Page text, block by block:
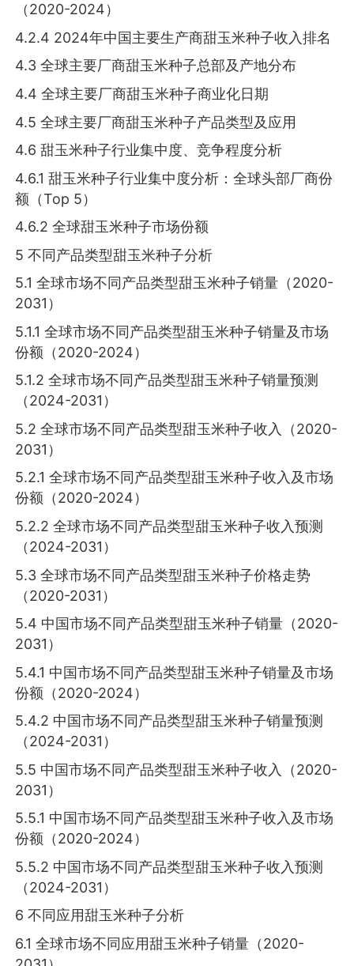
（2020-2024）
4.2.4 2024年中国主要生产商甜玉米种子收入排名
4.3 全球主要厂商甜玉米种子总部及产地分布
4.4 全球主要厂商甜玉米种子商业化日期
4.5 全球主要厂商甜玉米种子产品类型及应用
4.6 甜玉米种子行业集中度、竞争程度分析
4.6.1 甜玉米种子行业集中度分析：全球头部厂商份
额（Top 5）
4.6.2 全球甜玉米种子市场份额
5 不同产品类型甜玉米种子分析
5.1 全球市场不同产品类型甜玉米种子销量（2020-
2031）
5.1.1 全球市场不同产品类型甜玉米种子销量及市场
份额（2020-2024）
5.1.2 全球市场不同产品类型甜玉米种子销量预测
（2024-2031）
5.2 全球市场不同产品类型甜玉米种子收入（2020-
2031）
5.2.1 全球市场不同产品类型甜玉米种子收入及市场
份额（2020-2024）
5.2.2 全球市场不同产品类型甜玉米种子收入预测
（2024-2031）
5.3 全球市场不同产品类型甜玉米种子价格走势
（2020-2031）
5.4 中国市场不同产品类型甜玉米种子销量（2020-
2031）
5.4.1 中国市场不同产品类型甜玉米种子销量及市场
份额（2020-2024）
5.4.2 中国市场不同产品类型甜玉米种子销量预测
（2024-2031）
5.5 中国市场不同产品类型甜玉米种子收入（2020-
2031）
5.5.1 中国市场不同产品类型甜玉米种子收入及市场
份额（2020-2024）
5.5.2 中国市场不同产品类型甜玉米种子收入预测
（2024-2031）
6 不同应用甜玉米种子分析
6.1 全球市场不同应用甜玉米种子销量（2020-